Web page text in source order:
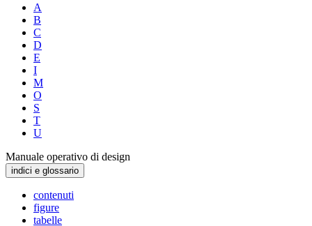
A
B
C
D
E
I
M
O
S
T
U
Manuale operativo di design
indici e glossario
contenuti
figure
tabelle